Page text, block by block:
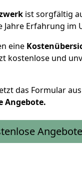
ist sorgfältig
Jahre Erfahrung im
eine
kostenlose und
das Formular
Angebote.